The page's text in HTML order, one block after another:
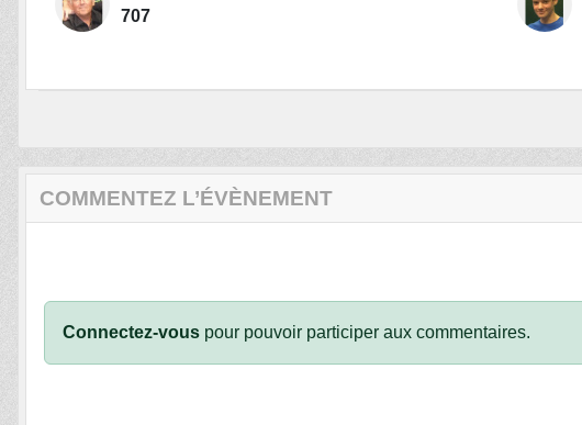
707
COMMENTEZ L’ÉVÈNEMENT
Connectez-vous pour pouvoir participer aux commentaires.